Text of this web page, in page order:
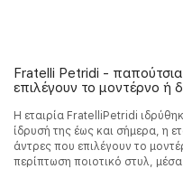
Fratelli Petridi - παπούτσια
επιλέγουν το μοντέρνο ή
Η εταιρία FratelliPetridi
ίδρυσή της έως και σήμερα, η
άντρες που επιλέγουν το
περίπτωση ποιοτικό στυλ,